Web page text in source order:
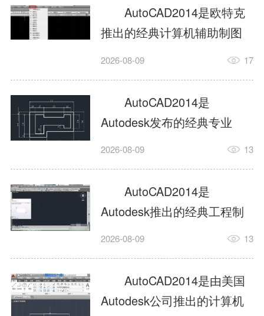
AutoCAD2014是欧特克
推出的经典计算机辅助制图
工具，主打稳定2D施工图绘
行业工程设计。版本新增图
纸标签页、实景地理地图、
协同设计交流模块，优化命
令行智能纠错与图层批量管
理，支持Win8触屏操作、点
云扫描数据导入，兼容各类
DWG图纸格式，文件互通...
2026-08-09 17
AutoCAD2014是
Autodesk发布的经典专业
CAD制图设计软件，是工程
绘图工具。软件专注精准二
维绘图、图纸编辑、参数化
设计及基础三维建模，广泛
应用于建筑设计、机械制
造、土木工程、室内设计等
多个行业。软件优化绘图流
畅度与文件兼容性，支持参
2026-08-09 13
AutoCAD2014是
Autodesk推出的经典工程制
图设计软件，主打高效精准
建模作业，适配建筑、机
械、市政、室内设计等多行
业场景。软件优化运行机制
2026-08-09 13
AutoCAD2014是由美国
Autodesk公司推出的计算机